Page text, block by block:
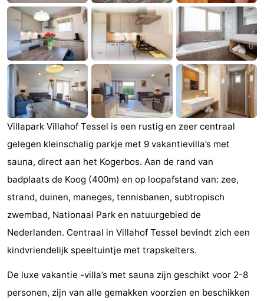
Holland
Land
en
Zeezicht
Strandhuys
-
Strandplevier
Bed
(&
breakfasts)
Campings
Hotels
Vakantiehuizen
-
't
Eibernest
-
't
Hoogelandt
-
Beach
Park
-
Buytenveldt
-
Villapark Villahof Tessel is een rustig en zeer centraal
gelegen kleinschalig parkje met 9 vakantievilla’s met
sauna, direct aan het Kogerbos. Aan de rand van
badplaats de Koog (400m) en op loopafstand van: zee,
strand, duinen, maneges, tennisbanen, subtropisch
zwembad, Nationaal Park en natuurgebied de
Nederlanden. Centraal in Villahof Tessel bevindt zich een
kindvriendelijk speeltuintje met trapskelters.
De luxe vakantie -villa’s met sauna zijn geschikt voor 2-8
personen, zijn van alle gemakken voorzien en beschikken